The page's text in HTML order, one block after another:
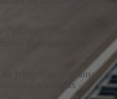
рынка», - говорит М.
санкций мы
территории страны в
в аптеках - с